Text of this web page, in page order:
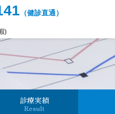
（健診直通）
)
診療実績
Result